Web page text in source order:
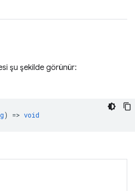
şu şekilde görünür:
) => void